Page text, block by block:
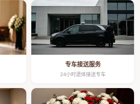
专车接送服务
24小时遗体接送专车